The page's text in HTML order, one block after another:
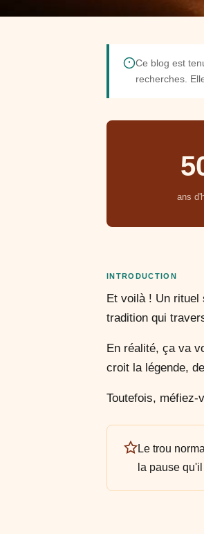
Ce blog est
recherches.
ans
INTRODUCTION
Et voilà ! Un rituel
tradition qui
En réalité, ça va
croit la légende,
Toutefois, méfiez-
Le trou
la pause